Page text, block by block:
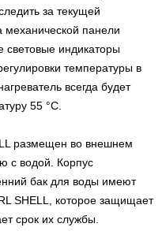
за текущей
механической панели
световые индикаторы
температуры в
всегда будет
55 °C.
размещен во внешнем
с водой. Корпус
бак для воды имеют
SHELL, которое защищает
срок их службы.